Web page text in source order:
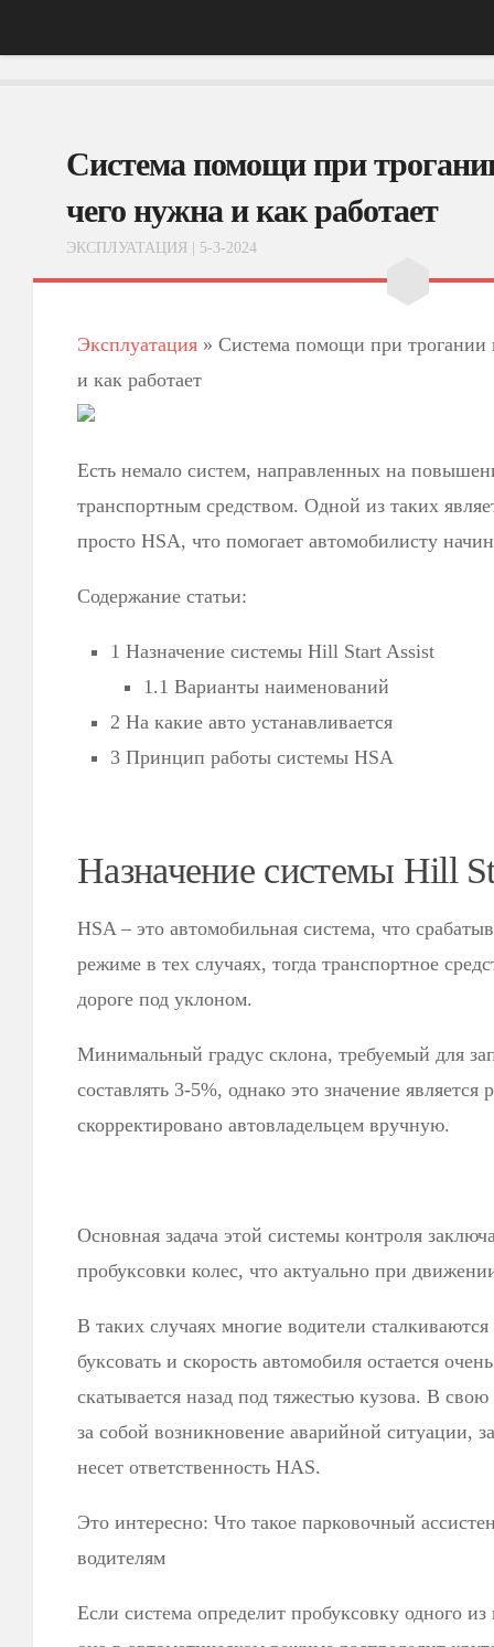
АвтоНовости
ФотоОбзоры
ВидеоОбзоры
Система помощи при
чего нужна и как работает
ЭКСПЛУАТАЦИЯ | 5-3-2024
Эксплуатация » Система помощи при трогании
и как работает
Есть немало систем, направленных на
транспортным средством. Одной из таких
просто HSA, что помогает автомобилисту
Содержание статьи:
1 Назначение системы Hill Start Assist
1.1 Варианты наименований
2 На какие авто устанавливается
3 Принцип работы системы HSA
Назначение системы Hill
HSA – это автомобильная система, что
режиме в тех случаях, тогда транспортное
дороге под уклоном.
Минимальный градус склона, требуемый для
составлять 3-5%, однако это значение
скорректировано автовладельцем вручную.
Основная задача этой системы контроля
пробуксовки колес, что актуально при
В таких случаях многие водители
буксовать и скорость автомобиля остается
скатывается назад под тяжестью кузова. В
за собой возникновение аварийной ситуации,
несет ответственность HAS.
Это интересно: Что такое парковочный
водителям
Если система определит пробуксовку одного из